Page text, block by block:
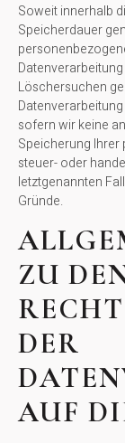
Soweit innerhalb
Speicherdauer
Löschersuchen
sofern wir keine
Speicherung Ihrer
steuer- oder
letztgenannten
Gründe.
ZU
DER
AUF